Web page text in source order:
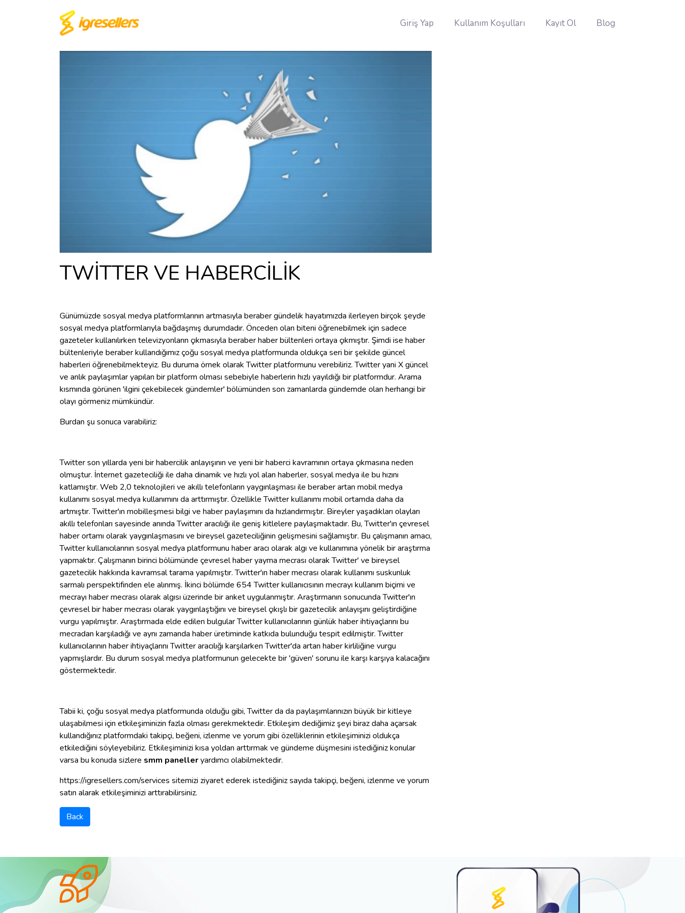
Giriş Yap Kullanım Koşulları Kayıt Ol Blog
TWİTTER VE HABERCİLİK
Günümüzde sosyal medya platformlarının artmasıyla beraber gündelik hayatımızda ilerleyen birçok şeyde
sosyal medya platformlarıyla bağdaşmış durumdadır. Önceden olan biteni öğrenebilmek için sadece
gazeteler kullanılırken televizyonların çıkmasıyla beraber haber bültenleri ortaya çıkmıştır. Şimdi ise haber
bültenleriyle beraber kullandığımız çoğu sosyal medya platformunda oldukça seri bir şekilde güncel
haberleri öğrenebilmekteyiz. Bu duruma örnek olarak Twitter platformunu verebiliriz. Twitter yani X güncel
ve anlık paylaşımlar yapılan bir platform olması sebebiyle haberlerin hızlı yayıldığı bir platformdur. Arama
kısmında görünen 'ilgini çekebilecek gündemler' bölümünden son zamanlarda gündemde olan herhangi bir
olayı görmeniz mümkündür.
Burdan şu sonuca varabiliriz:
Twitter son yıllarda yeni bir habercilik anlayışının ve yeni bir haberci kavramının ortaya çıkmasına neden
olmuştur. İnternet gazeteciliği ile daha dinamik ve hızlı yol alan haberler, sosyal medya ile bu hızını
katlamıştır. Web 2,0 teknolojileri ve akıllı telefonların yaygınlaşması ile beraber artan mobil medya
kullanımı sosyal medya kullanımını da arttırmıştır. Özellikle Twitter kullanımı mobil ortamda daha da
artmıştır. Twitter'ın mobilleşmesi bilgi ve haber paylaşımını da hızlandırmıştır. Bireyler yaşadıkları olayları
akıllı telefonları sayesinde anında Twitter aracılığı ile geniş kitlelere paylaşmaktadır. Bu, Twitter'ın çevresel
haber ortamı olarak yaygınlaşmasını ve bireysel gazeteciliğinin gelişmesini sağlamıştır. Bu çalışmanın amacı,
Twitter kullanıcılarının sosyal medya platformunu haber aracı olarak algı ve kullanımına yönelik bir araştırma
yapmaktır. Çalışmanın birinci bölümünde çevresel haber yayma mecrası olarak Twitter' ve bireysel
gazetecilik hakkında kavramsal tarama yapılmıştır. Twitter'ın haber mecrası olarak kullanımı suskunluk
sarmalı perspektifinden ele alınmış. İkinci bölümde 654 Twitter kullanıcısının mecrayı kullanım biçimi ve
mecrayı haber mecrası olarak algısı üzerinde bir anket uygulanmıştır. Araştırmanın sonucunda Twitter'ın
çevresel bir haber mecrası olarak yaygınlaştığını ve bireysel çıkışlı bir gazetecilik anlayışını geliştirdiğine
vurgu yapılmıştır. Araştırmada elde edilen bulgular Twitter kullanıcılarının günlük haber ihtiyaçlarını bu
mecradan karşıladığı ve aynı zamanda haber üretiminde katkıda bulunduğu tespit edilmiştir. Twitter
kullanıcılarının haber ihtiyaçlarını Twitter aracılığı karşılarken Twitter'da artan haber kirliliğine vurgu
yapmışlardır. Bu durum sosyal medya platformunun gelecekte bir 'güven' sorunu ile karşı karşıya kalacağını
göstermektedir.
Tabii ki, çoğu sosyal medya platformunda olduğu gibi, Twitter da da paylaşımlarınızın büyük bir kitleye
ulaşabilmesi için etkileşiminizin fazla olması gerekmektedir. Etkileşim dediğimiz şeyi biraz daha açarsak
kullandığınız platformdaki takipçi, beğeni, izlenme ve yorum gibi özelliklerinin etkileşiminizi oldukça
etkilediğini söyleyebiliriz. Etkileşiminizi kısa yoldan arttırmak ve gündeme düşmesini istediğiniz konular
varsa bu konuda sizlere smm panelleryardımcı olabilmektedir.
https://igresellers.com/services sitemizi ziyaret ederek istediğiniz sayıda takipçi, beğeni, izlenme ve yorum
satın alarak etkileşiminizi arttırabilirsiniz.
Back